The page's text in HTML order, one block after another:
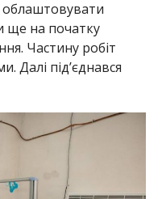
облаштовувати
ще на початку
Частину робіт
Далі під’єднався